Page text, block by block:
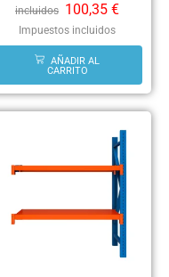
incluidos 100,35 €
Impuestos incluidos
AÑADIR AL
CARRITO